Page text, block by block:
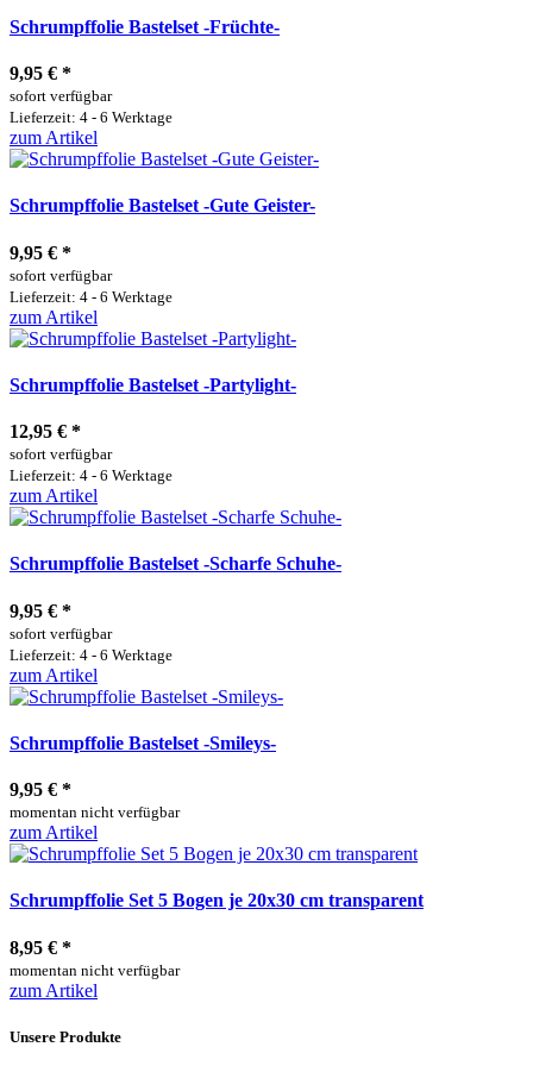
Schrumpffolie Bastelset -Früchte-
9,95 € *
sofort verfügbar
Lieferzeit: 4 - 6 Werktage
zum Artikel
Schrumpffolie Bastelset -Gute Geister-
9,95 € *
sofort verfügbar
Lieferzeit: 4 - 6 Werktage
zum Artikel
Schrumpffolie Bastelset -Partylight-
12,95 € *
sofort verfügbar
Lieferzeit: 4 - 6 Werktage
zum Artikel
Schrumpffolie Bastelset -Scharfe Schuhe-
9,95 € *
sofort verfügbar
Lieferzeit: 4 - 6 Werktage
zum Artikel
Schrumpffolie Bastelset -Smileys-
9,95 € *
momentan nicht verfügbar
zum Artikel
Schrumpffolie Set 5 Bogen je 20x30 cm transparent
8,95 € *
momentan nicht verfügbar
zum Artikel
Unsere Produkte